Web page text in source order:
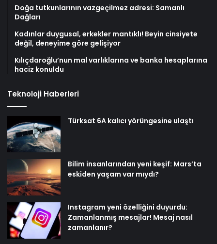
Doğa tutkunlarının vazgeçilmez adresi: Samanlı
Dağları
Kadınlar duygusal, erkekler mantıklı! Beyin cinsiyete
değil, deneyime göre gelişiyor
Kılıçdaroğlu’nun mal varlıklarına ve banka hesaplarına
haciz konuldu
Teknoloji Haberleri
Türksat 6A kalıcı yörüngesine ulaştı
Bilim insanlarından yeni keşif: Mars’ta
eskiden yaşam var mıydı?
Instagram yeni özelliğini duyurdu:
Zamanlanmış mesajlar! Mesaj nasıl
zamanlanır?